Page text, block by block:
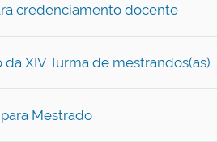
credenciamento docente
XIV Turma de mestrandos(as)
para Mestrado